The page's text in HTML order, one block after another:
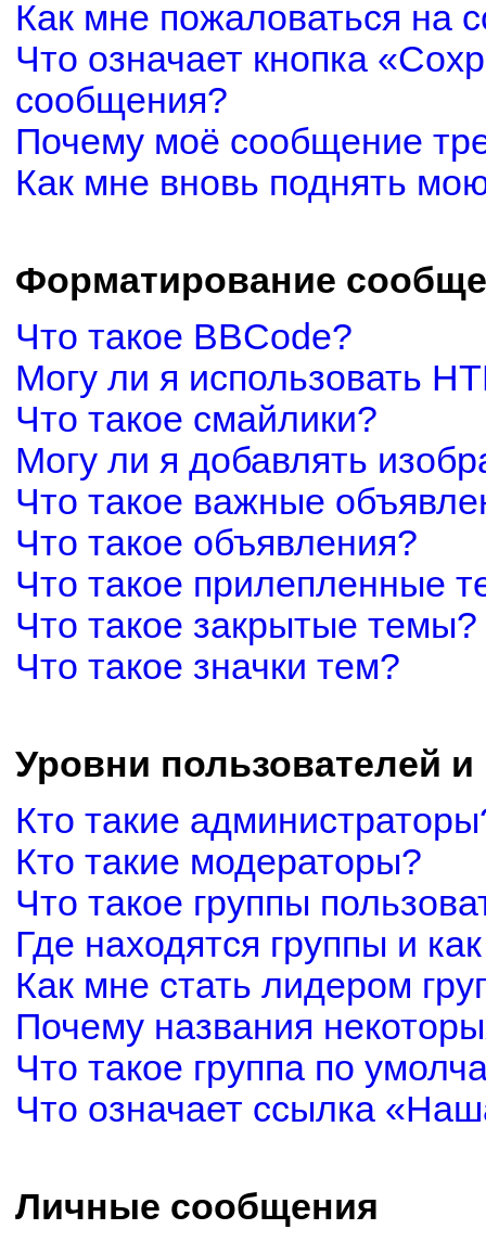
Как мне пожаловаться на
Что означает кнопка
сообщения?
Почему моё сообщение
Как мне вновь поднять
Форматирование
Что такое BBCode?
Могу ли я использовать
Что такое смайлики?
Могу ли я добавлять
Что такое важные
Что такое объявления?
Что такое прилепленные
Что такое закрытые темы?
Что такое значки тем?
Уровни пользователей
Кто такие
Кто такие модераторы?
Что такое группы
Где находятся группы и
Как мне стать лидером
Почему названия
Что такое группа по
Что означает ссылка
Личные сообщения